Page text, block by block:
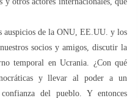
de la ONU, EE.UU. y los
socios y amigos, discutir la
temporal en Ucrania. ¿Con qué
y llevar al poder a un
del pueblo. Y entonces